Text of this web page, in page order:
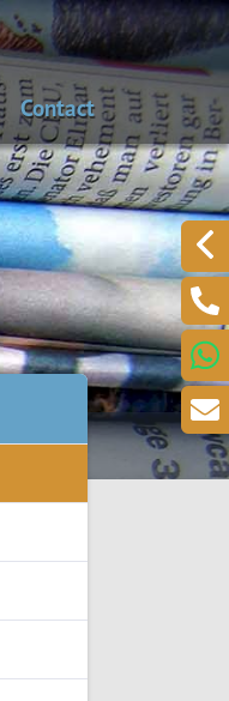
Contact
Alarmnummers
Laat een bericht
Een klacht melden?